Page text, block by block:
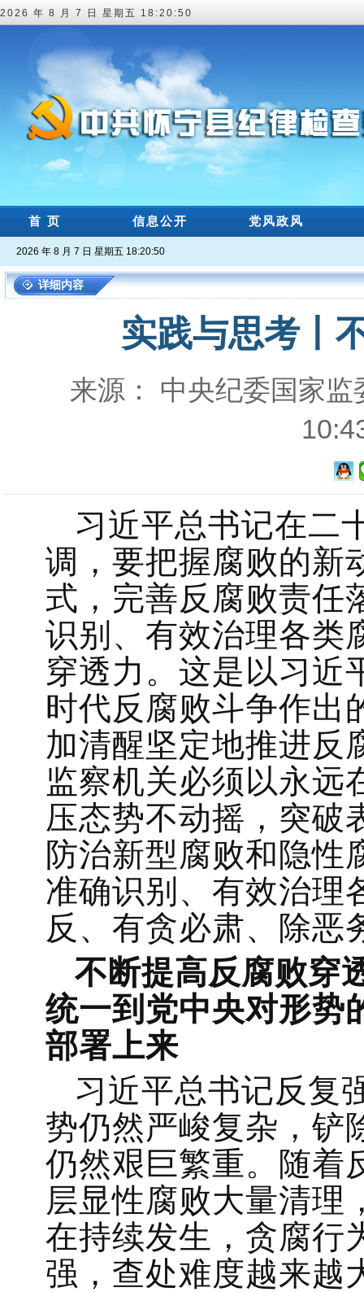
2026 年 8 月 7 日 星期五 18:20:51
首 页 信息公开 党风政风
2026 年 8 月 7 日 星期五 18:20:51
详细内容
实践与思考丨
来源： 中央纪委国家
习近平总书记在二
调，要把握腐败的新
式，完善反腐败责任
识别、有效治理各类
穿透力。这是以习近
时代反腐败斗争作出
加清醒坚定地推进反
监察机关必须以永远
压态势不动摇，突破
防治新型腐败和隐性
准确识别、有效治理
反、有贪必肃、除恶
不断提高反腐败穿
统一到党中央对形势
部署上来
习近平总书记反复
势仍然严峻复杂，铲
仍然艰巨繁重。随着
层显性腐败大量清理
在持续发生，贪腐行
强，查处难度越来越